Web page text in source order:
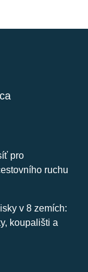
pro
ruchu
v 8 zemích:
koupališti a